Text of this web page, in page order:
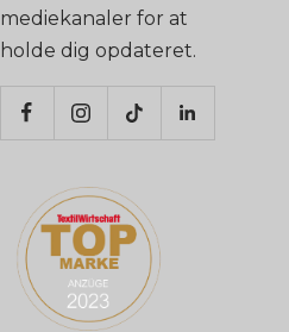
mediekanaler for at
holde dig opdateret.